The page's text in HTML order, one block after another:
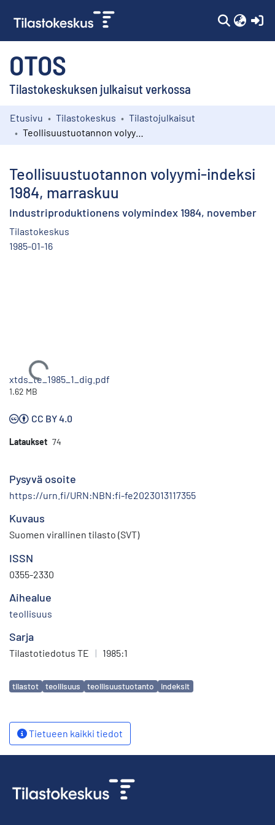
OTOS
Tilastokeskuksen julkaisut verkossa
Kokoelmat
Etusivu Tilastokeskus
Tilastojulkaisut
Teollisuustuotannon volyymi-indeksi
1984, marraskuu
Industriproduktionens volymindex 1984, november
Tilastokeskus
1985-01-16
Ladataan...
xtds_te_1985_1_dig.pdf
1.62 MB
CC BY 4.0
Lataukset 74
Pysyvä osoite
https://urn.fi/URN:NBN:fi-fe2023013117355
Kuvaus
Suomen virallinen tilasto (SVT)
ISSN
0355-2330
Aihealue
teollisuus
Sarja
Tilastotiedotus TE | 1985:1
Avainsanat
tilastot teollisuus teollisuustuotanto indeksit
Tietueen kaikki tiedot